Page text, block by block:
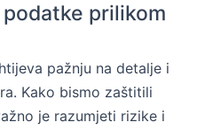
prilikom
pažnju na detalje i
Kako bismo zaštitili
je razumjeti rizike i